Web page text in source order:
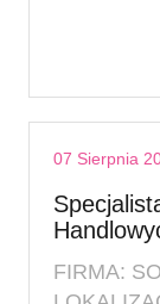
07 Sierpnia
FIRMA: